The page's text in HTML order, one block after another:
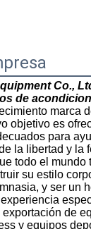
Co.,
de
marca
objetivo es
para
la libertad y la
todo el mundo
su estilo
y ser un
de
y equipos